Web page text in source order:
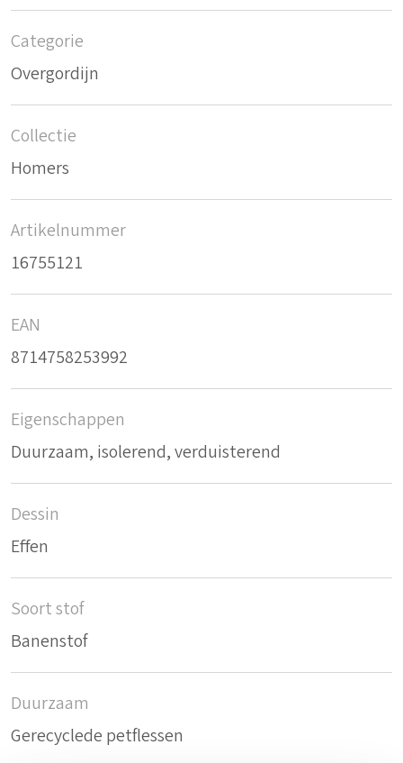
Categorie
Overgordijn
Collectie
Homers
Artikelnummer
16755121
EAN
8714758253992
Eigenschappen
Duurzaam, isolerend, verduisterend
Dessin
Effen
Soort stof
Banenstof
Duurzaam
Gerecyclede petflessen